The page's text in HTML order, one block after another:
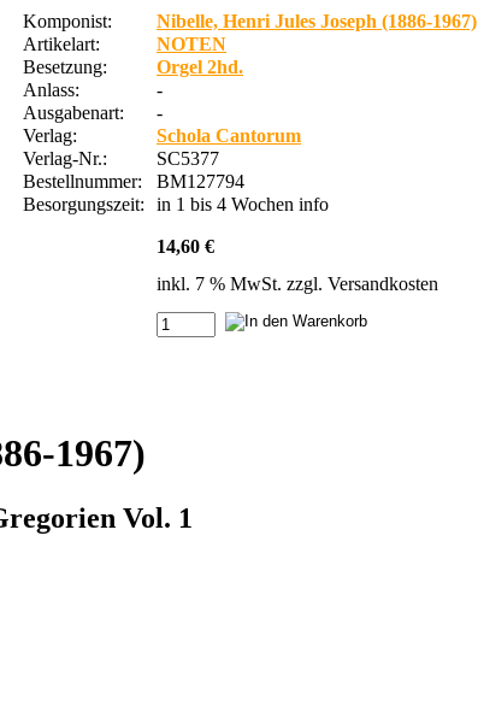
Komponist:
Nibelle, Henri Jules Joseph (1886-1967)
Artikelart:
NOTEN
Besetzung:
Orgel 2hd.
Anlass:
-
Ausgabenart:
-
Verlag:
Schola Cantorum
Verlag-Nr.:
SC5377
Bestellnummer:
BM127794
Besorgungszeit:
in 1 bis 4 Wochen info
14,60 €
inkl. 7 % MwSt. zzgl. Versandkosten
1967)
Vol. 1